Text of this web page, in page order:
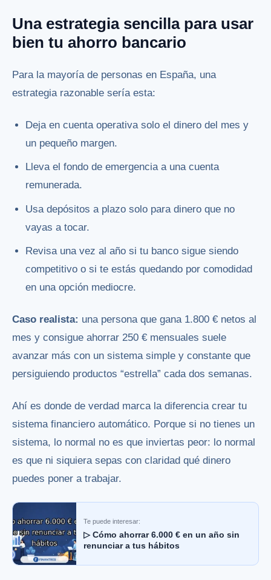
Una estrategia sencilla para usar
bien tu ahorro bancario
Para la mayoría de personas en España, una
estrategia razonable sería esta:
Deja en cuenta operativa solo el dinero del mes y
un pequeño margen.
Lleva el fondo de emergencia a una cuenta
remunerada.
Usa depósitos a plazo solo para dinero que no
vayas a tocar.
Revisa una vez al año si tu banco sigue siendo
competitivo o si te estás quedando por comodidad
en una opción mediocre.
Caso realista: una persona que gana 1.800 € netos al
mes y consigue ahorrar 250 € mensuales suele
avanzar más con un sistema simple y constante que
persiguiendo productos “estrella” cada dos semanas.
Ahí es donde de verdad marca la diferencia crear tu
sistema financiero automático. Porque si no tienes un
sistema, lo normal no es que inviertas peor: lo normal
es que ni siquiera sepas con claridad qué dinero
puedes poner a trabajar.
Te puede interesar:
▷ Cómo ahorrar 6.000 € en un año sin
renunciar a tus hábitos